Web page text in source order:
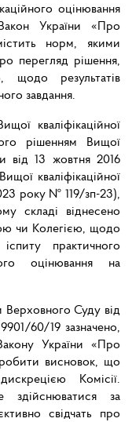
оцінювання
України «Про
норм, якими
перегляд рішення,
щодо результатів
завдання.
кваліфікаційної
рішенням Вищої
від 13 жовтня 2016
кваліфікаційної
року № 119/зп-23),
складі віднесено
чи Колегією, щодо
практичного
оцінювання на
Верховного Суду від
60/19 зазначено,
України «Про
висновок, що
Комісії.
здійснюватися за
свідчать про